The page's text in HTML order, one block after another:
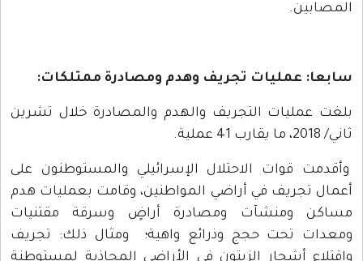
عمليات تجريف وهدم ومصادرة ممتلكات :
عمليات التجريف والهدم والمصادرة خلال تشرين
2018، ما يقارب 41 عملية.
قوات الاحتلال الإسرائيلي والمستوطنون على
تجريف في أراضي المواطنين، وقامت بعمليات هدم
ومنشآت ومصادرة أراضٍ وسرقة مقتنيات
تحت حجج وذرائع واهية؛ ومثال ذلك: تجريف
أشجار الزيتون في الأراضي المحاذية لمستوطنة